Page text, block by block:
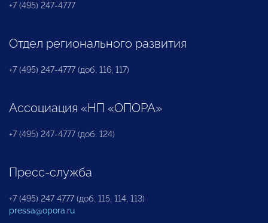
+7 (495) 247-4777
Отдел регионального развития
+7 (495) 247-4777 (доб. 116, 117)
Ассоциация «НП «ОПОРА»
+7 (495) 247-4777 (доб. 124)
Пресс-служба
+7 (495) 247 4777 (доб. 115, 114, 113)
pressa@opora.ru